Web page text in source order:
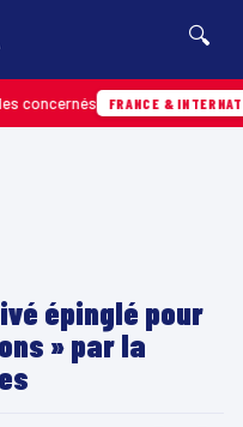
🔍
FRANCE & INTERNATIONALE
épinglé pour
» par la